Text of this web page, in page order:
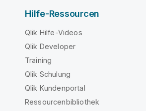
Hilfe-Ressourcen
Qlik Hilfe-Videos
Qlik Developer
Training
Qlik Schulung
Qlik Kundenportal
Ressourcenbibliothek